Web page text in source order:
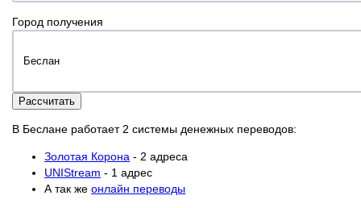
Город получения
Рассчитать
В Беслане работает 2 системы денежных переводов:
Золотая Корона - 2 адреса
UNIStream - 1 адрес
А так же онлайн переводы